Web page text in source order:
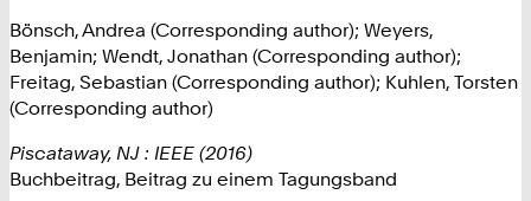
Bönsch, Andrea (Corresponding author); Weyers,
Benjamin; Wendt, Jonathan (Corresponding author);
Freitag, Sebastian (Corresponding author); Kuhlen, Torsten
(Corresponding author)
Piscataway, NJ : IEEE (2016)
Buchbeitrag, Beitrag zu einem Tagungsband